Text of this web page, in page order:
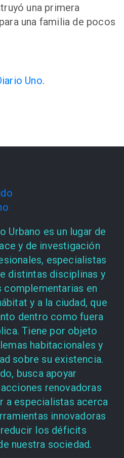
una primera
una familia de pocos
Uno.
Urbano es un lugar de
y de investigación
especialistas
distintas disciplinas y
complementarias en
y a la ciudad, que
dentro como fuera
Tiene por objeto
habitacionales y
sobre su existencia.
busca apoyar
renovadoras
a especialistas acerca
innovadoras
reducir los déficits
nuestra sociedad.